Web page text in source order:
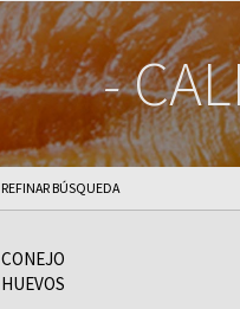
-
REFINAR BÚSQUEDA
CONEJO
HUEVOS